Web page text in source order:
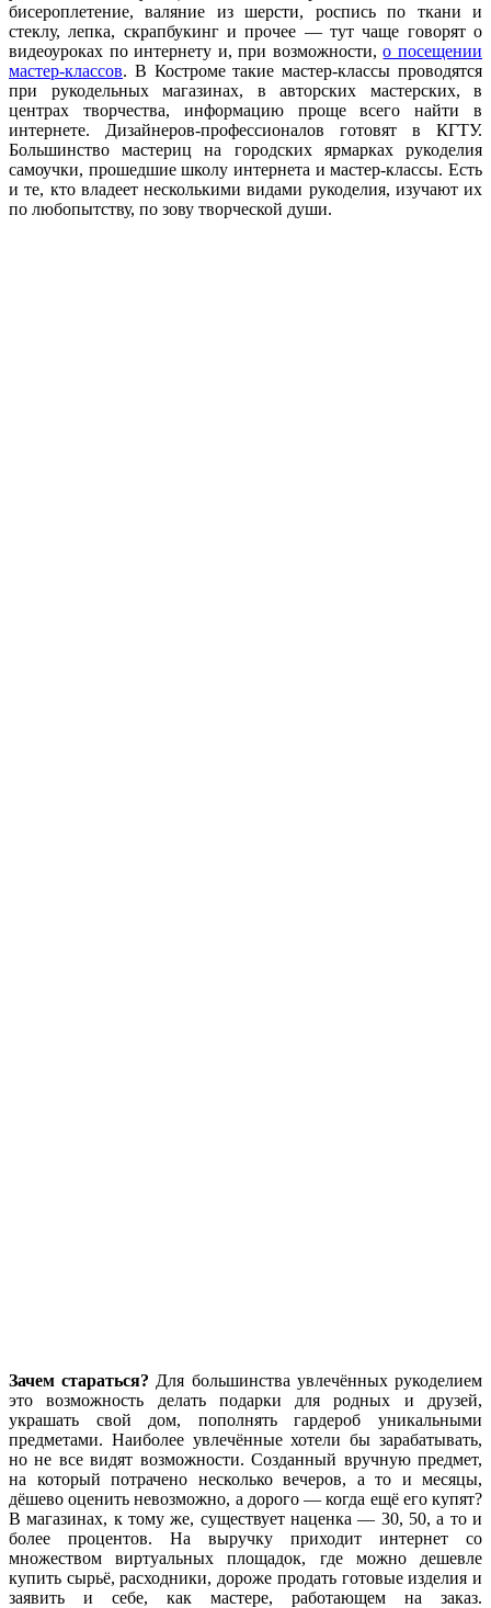
бисероплетение, валяние из шерсти, роспись по ткани и
стеклу, лепка, скрапбукинг и прочее — тут чаще говорят о
видеоуроках по интернету и, при возможности,о посещении
мастер-классов. В Костроме такие мастер-классы проводятся
при рукодельных магазинах, в авторских мастерских, в
центрах творчества, информацию проще всего найти в
интернете. Дизайнеров-профессионалов готовят в КГТУ.
Большинство мастериц на городских ярмарках рукоделия
самоучки, прошедшие школу интернета и мастер-классы. Есть
и те, кто владеет несколькими видами рукоделия, изучают их
по любопытству, по зову творческой души.
Зачем стараться? Для большинства увлечённых рукоделием
это возможность делать подарки для родных и друзей,
украшать свой дом, пополнять гардероб уникальными
предметами. Наиболее увлечённые хотели бы зарабатывать,
но не все видят возможности. Созданный вручную предмет,
на который потрачено несколько вечеров, а то и месяцы,
дёшево оценить невозможно, а дорого — когда ещё его купят?
В магазинах, к тому же, существует наценка — 30, 50, а то и
более процентов. На выручку приходит интернет со
множеством виртуальных площадок, где можно дешевле
купить сырьё, расходники, дороже продать готовые изделия и
заявить и себе, как мастере, работающем на заказ.